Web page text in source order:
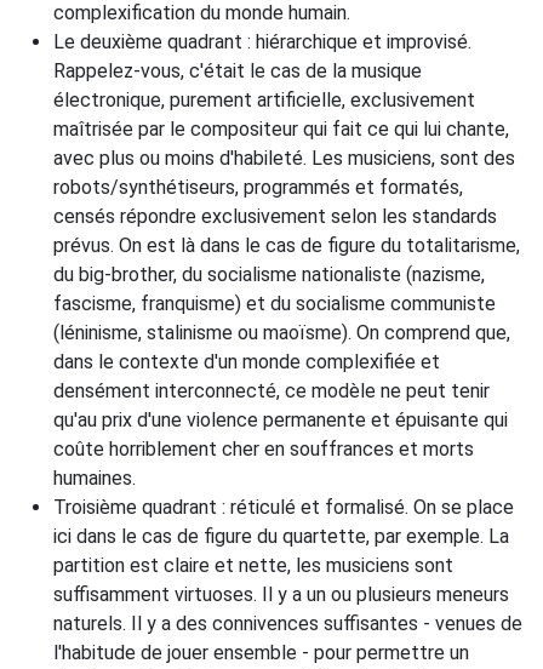
complexification du monde humain.
Le deuxième quadrant : hiérarchique et improvisé.
Rappelez-vous, c'était le cas de la musique
électronique, purement artificielle, exclusivement
maîtrisée par le compositeur qui fait ce qui lui chante,
avec plus ou moins d'habileté. Les musiciens, sont des
robots/synthétiseurs, programmés et formatés,
censés répondre exclusivement selon les standards
prévus. On est là dans le cas de figure du totalitarisme,
du big-brother, du socialisme nationaliste (nazisme,
fascisme, franquisme) et du socialisme communiste
(léninisme, stalinisme ou maoïsme). On comprend que,
dans le contexte d'un monde complexifiée et
densément interconnecté, ce modèle ne peut tenir
qu'au prix d'une violence permanente et épuisante qui
coûte horriblement cher en souffrances et morts
humaines.
Troisième quadrant : réticulé et formalisé. On se place
ici dans le cas de figure du quartette, par exemple. La
partition est claire et nette, les musiciens sont
suffisamment virtuoses. Il y a un ou plusieurs meneurs
naturels. Il y a des connivences suffisantes - venues de
l'habitude de jouer ensemble - pour permettre un